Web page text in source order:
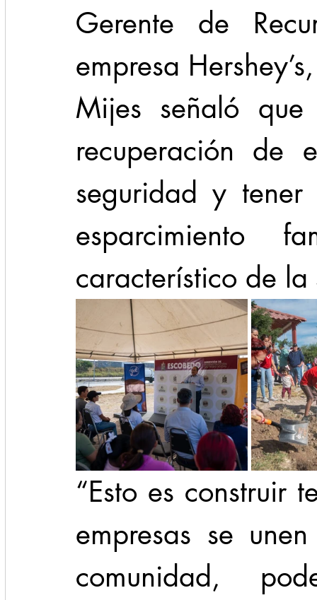
Gerente de
empresa
Mijes señaló
recuperación de
seguridad y
esparcimiento
característico de
“Esto es construir
empresas se
comunidad,